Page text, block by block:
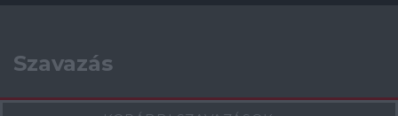
Szavazás